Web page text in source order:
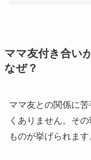
ママ友付き合い
なぜ？
ママ友との関係に
くありません。そ
ものが挙げられます